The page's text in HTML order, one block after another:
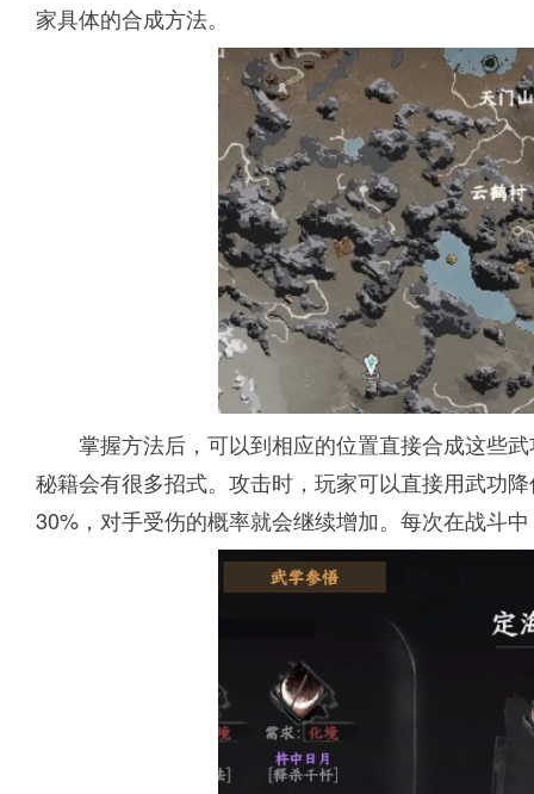
家具体的合成方法。
掌握方法后，可以到相应的位置直接合成这些
秘籍会有很多招式。攻击时，玩家可以直接用武功
30%，对手受伤的概率就会继续增加。每次在战斗